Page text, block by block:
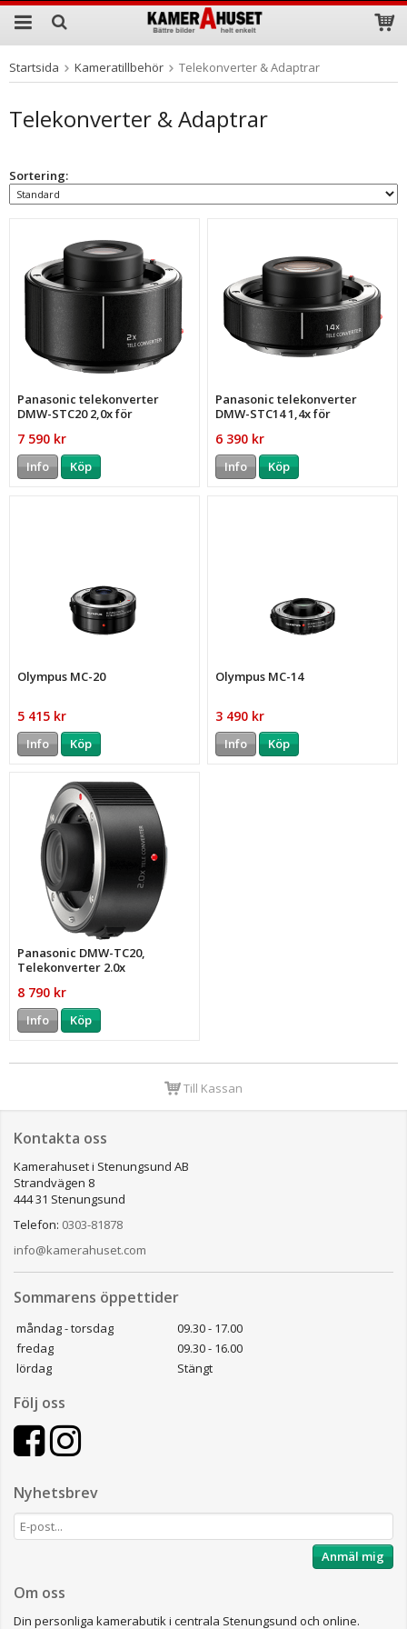
Produkten har blivit tillagd i varukorgen
Startsida Kameratillbehör Telekonverter & Adaptrar
Telekonverter & Adaptrar
Sortering:
Panasonic telekonverter
DMW-STC20 2,0x för
7 590 kr
Info Köp
Panasonic telekonverter
DMW-STC14 1,4x för
6 390 kr
Info Köp
Olympus MC-20
5 415 kr
Info Köp
Olympus MC-14
3 490 kr
Info Köp
Panasonic DMW-TC20,
Telekonverter 2.0x
8 790 kr
Info Köp
Till Kassan
Kontakta oss
Kamerahuset i Stenungsund AB
Strandvägen 8
444 31 Stenungsund
Telefon: 0303-81878
info@kamerahuset.com
Sommarens öppettider
måndag - torsdag
09.30 - 17.00
fredag
09.30 - 16.00
lördag
Stängt
Följ oss
Nyhetsbrev
Anmäl mig
Om oss
Din personliga kamerabutik i centrala Stenungsund och online.